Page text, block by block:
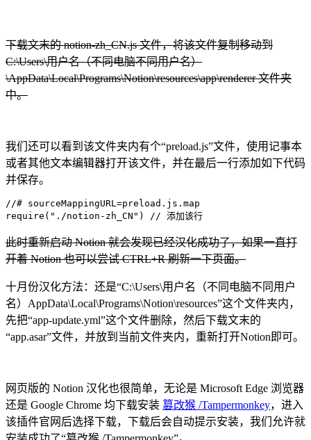
下载文末的 notion-zh_CN.js 文件，将该文件复制移动到
C:\Users\用户名（不同电脑不同用户名）
\AppData\Local\Programs\Notion\resources\app\renderer 文件夹
中。
我们还可以看到该文件夹内有个“preload.js”文件，使用记事本
或者其他文本编辑器打开该文件，并在最后一行添加如下代码
并保存。
//# sourceMappingURL=preload.js.map
此时重新启动 Notion 就会发现已经汉化成功了，如果一直打
开着 Notion 也可以尝试 CTRL+R 刷新一下页面。
十月份汉化方法：还是“C:\Users\用户名（不同电脑不同用户
名）AppData\Local\Programs\Notion\resources”这个文件夹内，
先把“app-update.yml”这个文件删除，然后下载文末的
“app.asar”文件，并放到当前文件夹内，重新打开Notion即可。
网页版的 Notion 汉化也很简单，无论是 Microsoft Edge 浏览器
还是 Google Chrome 均下载安装 篡改猴 /Tampermonkey，进入
该插件官网后选择下载，下载后会自动提示安装，我们允许就